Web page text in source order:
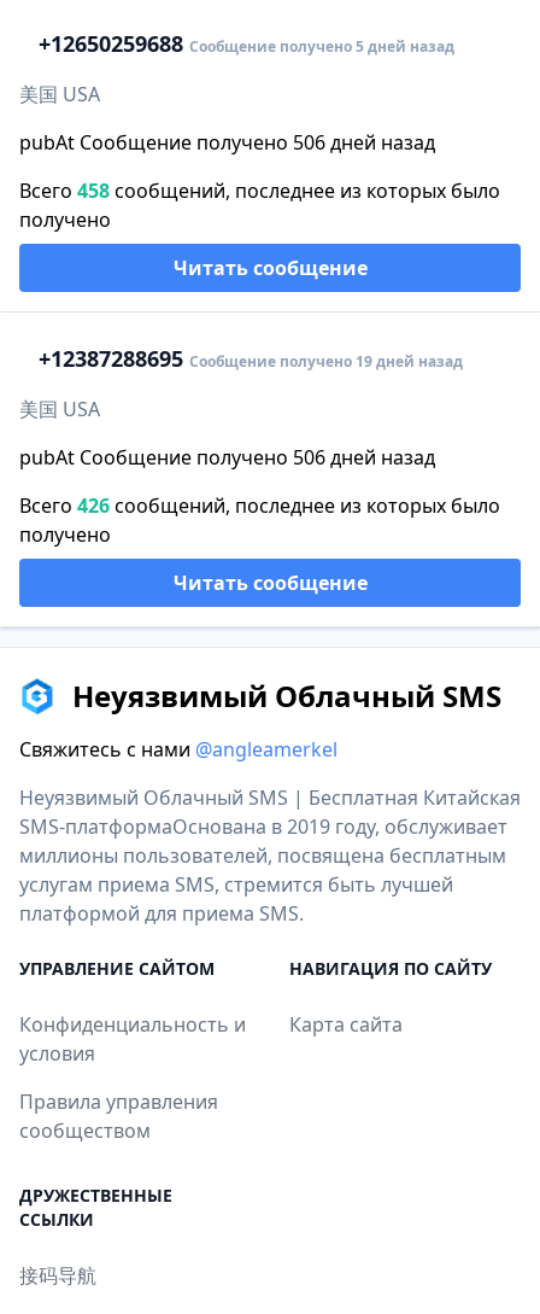
+12650259688 Сообщение получено 5 дней назад
美国 USA
pubAt Сообщение получено 506 дней назад
Всего 458сообщений, последнее из которых было
получено
Читать сообщение
+12387288695 Сообщение получено 19 дней назад
美国 USA
pubAt Сообщение получено 506 дней назад
Всего 426сообщений, последнее из которых было
получено
Читать сообщение
Неуязвимый Облачный SMS
Свяжитесь с нами @angleamerkel
Неуязвимый Облачный SMS | Бесплатная Китайская
SMS-платформаОснована в 2019 году, обслуживает
миллионы пользователей, посвящена бесплатным
услугам приема SMS, стремится быть лучшей
платформой для приема SMS.
УПРАВЛЕНИЕ САЙТОМ
Конфиденциальность и
условия
Правила управления
сообществом
НАВИГАЦИЯ ПО САЙТУ
Карта сайта
ДРУЖЕСТВЕННЫЕ
ССЫЛКИ
接码导航